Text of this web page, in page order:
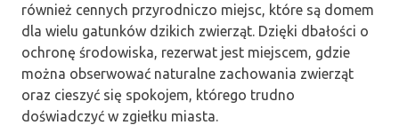
również cennych przyrodniczo miejsc, które są domem
dla wielu gatunków dzikich zwierząt. Dzięki dbałości o
ochronę środowiska, rezerwat jest miejscem, gdzie
można obserwować naturalne zachowania zwierząt
oraz cieszyć się spokojem, którego trudno
doświadczyć w zgiełku miasta.